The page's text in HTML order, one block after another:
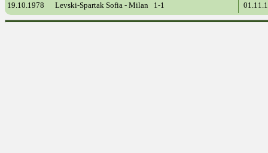
19.10.1978 Levski-Spartak Sofia - Milan 1-1